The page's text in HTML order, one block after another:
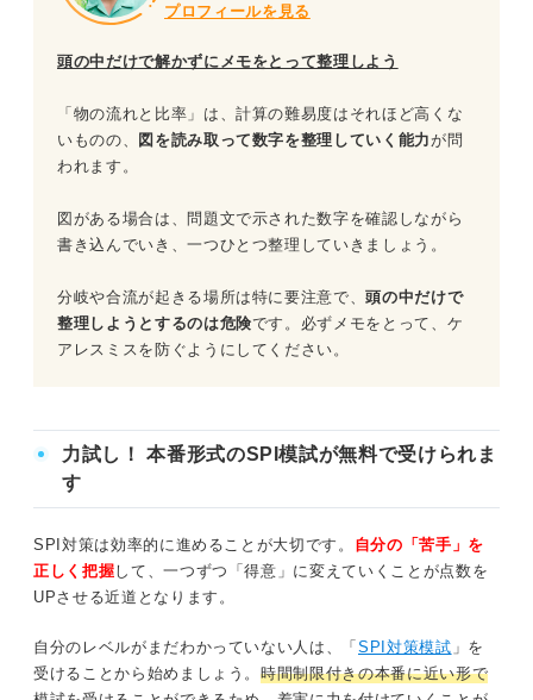
プロフィールを見る
頭の中だけで解かずにメモをとって整理しよう
「物の流れと比率」は、計算の難易度はそれほど高くな
いものの、
図を読み取って数字を整理していく能力が問
われます。
図がある場合は、問題文で示された数字を確認しながら
書き込んでいき、一つひとつ整理していきましょう。
分岐や合流が起きる場所は特に要注意で、頭の中だけで
整理しようとするのは危険です。必ずメモをとって、ケ
アレスミスを防ぐようにしてください。
力試し！ 本番形式のSPI模試が無料で受けられま
す
SPI対策は効率的に進めることが大切です。 自分の「苦手」を
正しく把握して、一つずつ「得意」に変えていくことが点数を
UPさせる近道となります。
自分のレベルがまだわかっていない人は、「 SPI対策模試 」を
受けることから始めましょう。時間制限付きの本番に近い形で